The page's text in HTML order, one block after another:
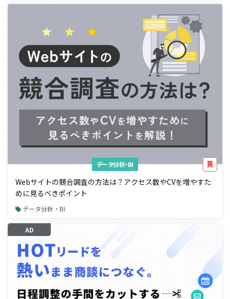
データ分析・BI
Webサイトの競合調査の方法は？アクセス数やCVを増やすた
めに見るべきポイント
データ分析・BI
AD